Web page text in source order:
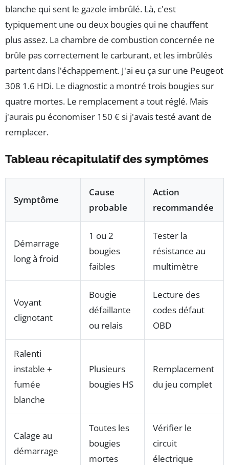
blanche qui sent le gazole imbrûlé. Là, c'est
typiquement une ou deux bougies qui ne chauffent
plus assez. La chambre de combustion concernée ne
brûle pas correctement le carburant, et les imbrûlés
partent dans l'échappement. J'ai eu ça sur une Peugeot
308 1.6 HDi. Le diagnostic a montré trois bougies sur
quatre mortes. Le remplacement a tout réglé. Mais
j'aurais pu économiser 150 € si j'avais testé avant de
remplacer.
Tableau récapitulatif des symptômes
Symptôme
Cause
probable
Action
recommandée
Démarrage
long à froid
1 ou 2
bougies
faibles
Tester la
résistance au
multimètre
Voyant
clignotant
Bougie
défaillante
ou relais
Lecture des
codes défaut
OBD
Ralenti
instable +
fumée
blanche
Plusieurs
bougies HS
Remplacement
du jeu complet
Calage au
démarrage
Toutes les
bougies
mortes
Vérifier le
circuit
électrique